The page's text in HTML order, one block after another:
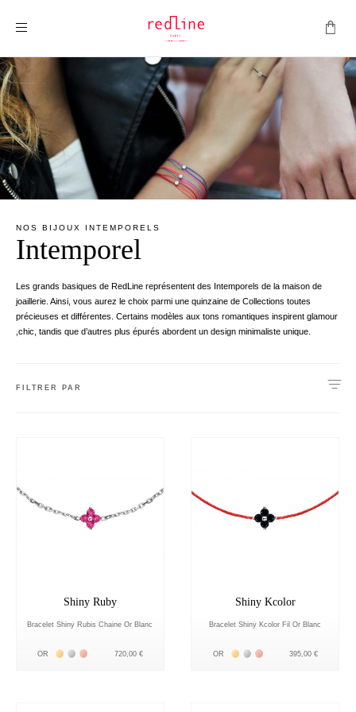
NOS BIJOUX INTEMPORELS
Intemporel
Les grands basiques de RedLine représentent des Intemporels de la maison de
joaillerie. Ainsi, vous aurez le choix parmi une quinzaine de Collections toutes
précieuses et différentes. Certains modèles aux tons romantiques inspirent glamour
,chic, tandis que d’autres plus épurés abordent un design minimaliste unique.
FILTRER PAR
Shiny Ruby
Bracelet Shiny Rubis Chaine Or Blanc
OR Жёлтое золото 18К
Белое золото 18К
Розовое золото 18К
720,00 €
Shiny Kcolor
Bracelet Shiny Kcolor Fil Or Blanc
OR Жёлтое золото 18К
Белое золото 18К
Розовое золото 18К
395,00 €